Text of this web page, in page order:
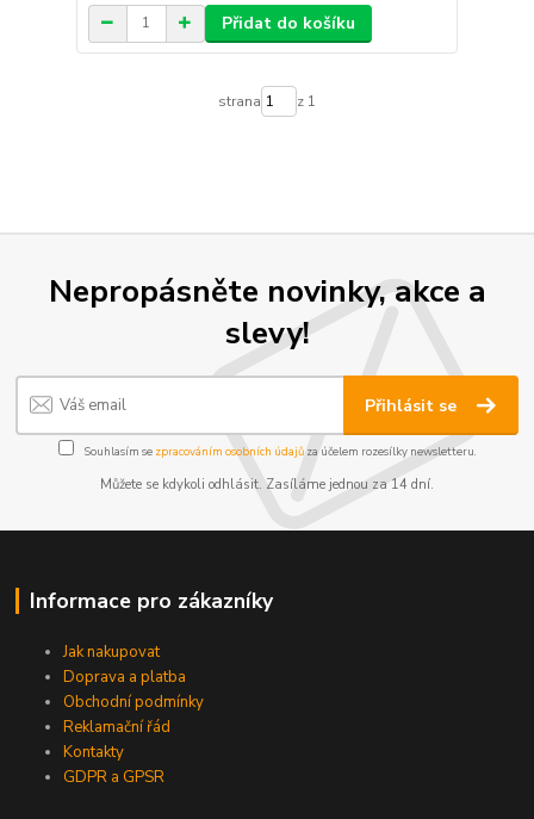
Přidat do košíku
strana z 1
Nepropásněte novinky, akce a
slevy!
Přihlásit se
Souhlasím se zpracováním osobních údajůza účelem rozesílky newsletteru.
Můžete se kdykoli odhlásit. Zasíláme jednou za 14 dní.
Informace pro zákazníky
Jak nakupovat
Doprava a platba
Obchodní podmínky
Reklamační řád
Kontakty
GDPR a GPSR